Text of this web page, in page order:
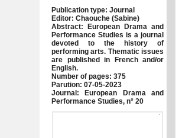
Publication type: Journal
Editor: Chaouche (Sabine)
Abstract: European Drama and
Performance Studies is a journal
devoted to the history of
performing arts. Thematic issues
are published in French and/or
English.
Number of pages: 375
Parution: 07-05-2023
Journal: European Drama and
Performance Studies, n° 20